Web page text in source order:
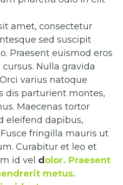
amet, consectetur
sed suscipit
Praesent euismod eros
Nulla gravida
varius natoque
dis parturient montes,
Maecenas tortor
eleifend dapibus,
fringilla mauris ut
Curabitur et leo et
id vel dolor. Praesent
metus.